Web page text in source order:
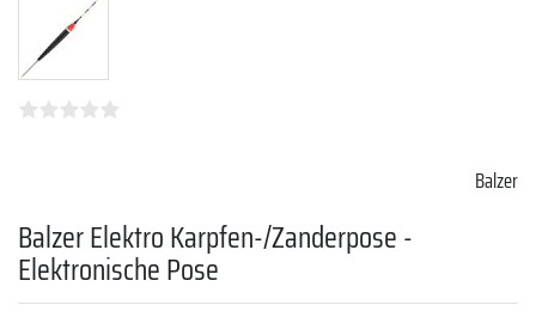
Balzer
Balzer Elektro Karpfen-/Zanderpose -
Elektronische Pose